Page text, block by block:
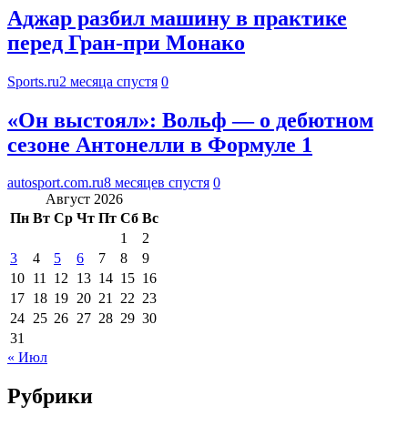
Аджар разбил машину в практике
перед Гран-при Монако
Sports.ru2 месяца спустя 0
«Он выстоял»: Вольф — о дебютном
сезоне Антонелли в Формуле 1
autosport.com.ru8 месяцев спустя 0
Август 2026
Пн Вт Ср Чт Пт Сб Вс
1
2
3
4 5 6 7 8
9
10 11 12 13 14 15 16
17 18 19 20 21 22 23
24 25 26 27 28 29 30
31
« Июл
Рубрики